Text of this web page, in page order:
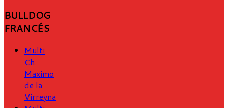
BULLDOG
FRANCÉS
Multi
Ch.
Maximo
de la
Virreyna